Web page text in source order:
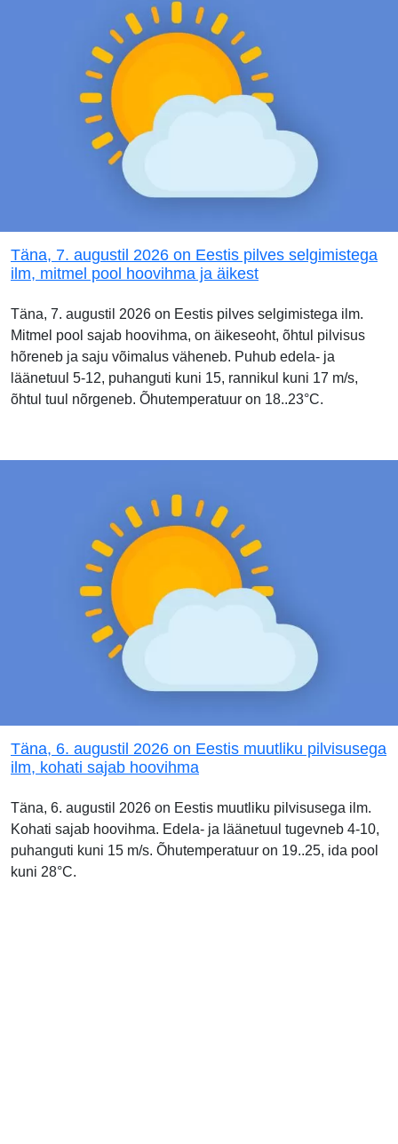
Täna, 7. augustil 2026 on Eestis pilves selgimistega
ilm, mitmel pool hoovihma ja äikest
Täna, 7. augustil 2026 on Eestis pilves selgimistega ilm.
Mitmel pool sajab hoovihma, on äikeseoht, õhtul pilvisus
hõreneb ja saju võimalus väheneb. Puhub edela- ja
läänetuul 5-12, puhanguti kuni 15, rannikul kuni 17 m/s,
õhtul tuul nõrgeneb. Õhutemperatuur on 18..23°C.
Täna, 6. augustil 2026 on Eestis muutliku pilvisusega
ilm, kohati sajab hoovihma
Täna, 6. augustil 2026 on Eestis muutliku pilvisusega ilm.
Kohati sajab hoovihma. Edela- ja läänetuul tugevneb 4-10,
puhanguti kuni 15 m/s. Õhutemperatuur on 19..25, ida pool
kuni 28°C.